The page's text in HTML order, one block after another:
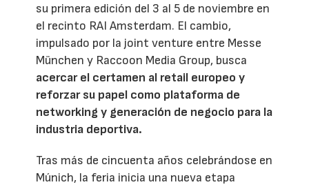
su primera edición del 3 al 5 de noviembre en
el recinto RAI Amsterdam. El cambio,
impulsado por la joint venture entre Messe
München y Raccoon Media Group, busca
acercar el certamen al retail europeo y
reforzar su papel como plataforma de
networking y generación de negocio para la
industria deportiva.
Tras más de cincuenta años celebrándose en
Múnich, la feria inicia una nueva etapa